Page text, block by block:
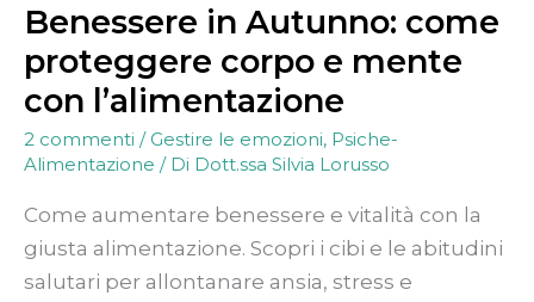
Benessere in Autunno: come
proteggere corpo e mente
con l’alimentazione
2 commenti / Gestire le emozioni, Psiche-
Alimentazione / Di Dott.ssa Silvia Lorusso
Come aumentare benessere e vitalità con la
giusta alimentazione. Scopri i cibi e le abitudini
salutari per allontanare ansia, stress e